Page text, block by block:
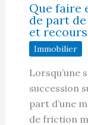
Que faire
de part
et recours
Immobilier
Lorsqu’une
succession
part d’une
de friction